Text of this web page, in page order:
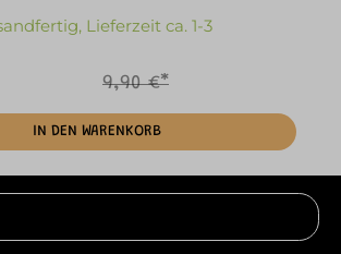
Lieferzeit ca. 1-3
9,90 €*
IN DEN WARENKORB